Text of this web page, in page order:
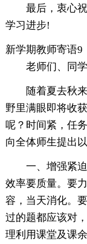
最后，衷心
学习进步!
新学期教师寄语9
老师们、同学
随着夏去秋
野里满眼即将收
呢？时间紧，任
向全体师生提出
一、增强紧
效率要质量。要
容，当天消化。
过的题都应该对
理利用课堂及课